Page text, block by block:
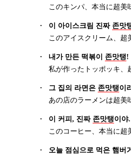
このキンパ、本当に超美
・ 이 아이스크림 진짜 존맛
このアイスクリーム、超
・ 내가 만든 떡볶이 존맛탱!
私が作ったトッポッキ、
・ 그 집의 라면은 존맛탱이
あの店のラーメンは超美
・ 이 커피, 진짜 존맛탱이야
このコーヒー、本当に超
・ 오늘 점심으로 먹은 햄버